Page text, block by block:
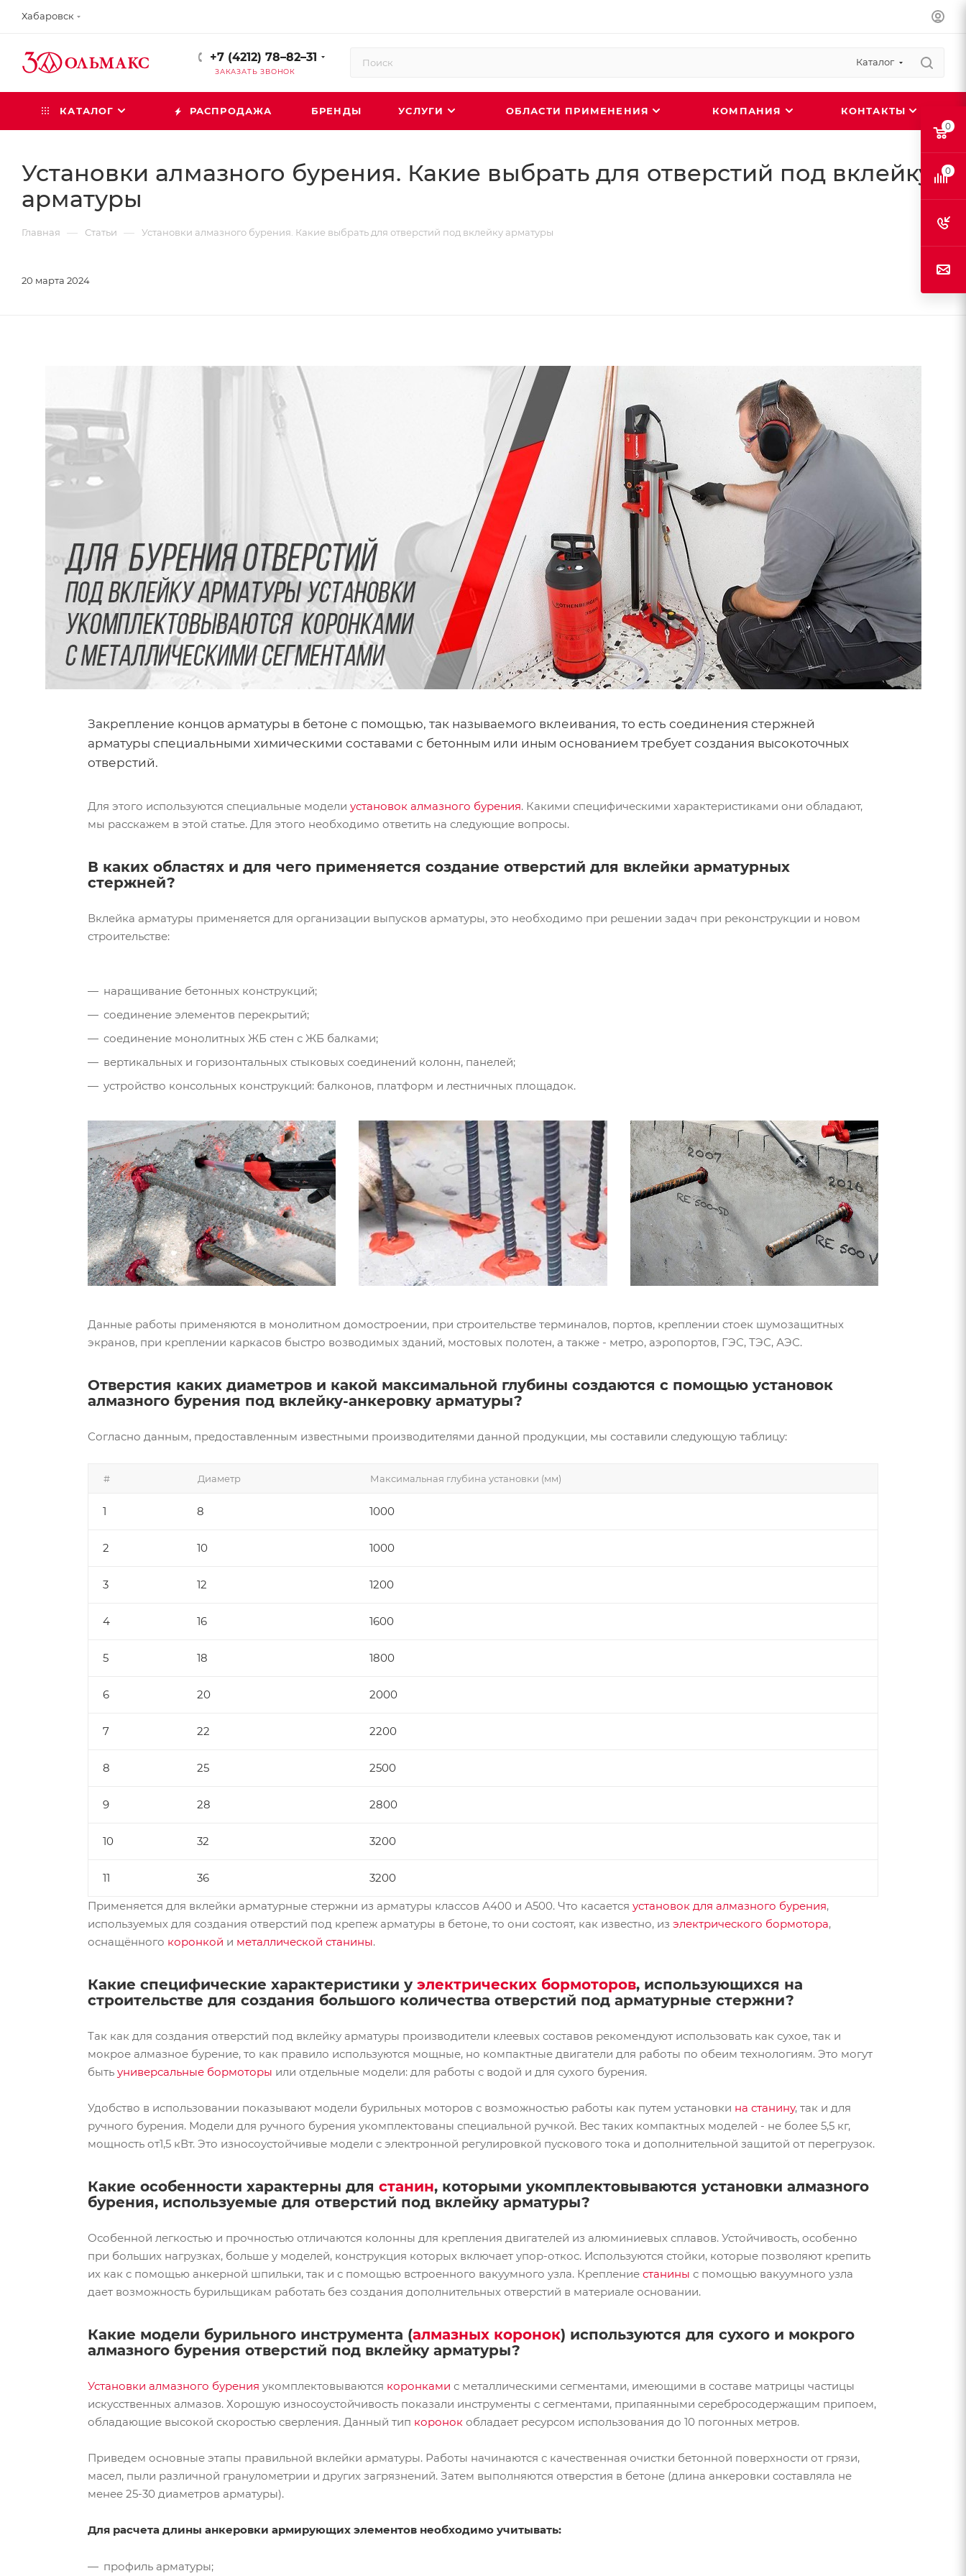
Хабаровск
+7 (4212) 78–82–31
ЗАКАЗАТЬ ЗВОНОК
Каталог
КАТАЛОГ РАСПРОДАЖА БРЕНДЫ УСЛУГИ ОБЛАСТИ ПРИМЕНЕНИЯ КОМПАНИЯ КОНТАКТЫ
Установки алмазного бурения. Какие выбрать для отверстий под вклейку
арматуры
Главная — Статьи — Установки алмазного бурения. Какие выбрать для отверстий под вклейку арматуры
20 марта 2024
Закрепление концов арматуры в бетоне с помощью, так называемого вклеивания, то есть соединения стержней
арматуры специальными химическими составами с бетонным или иным основанием требует создания высокоточных
отверстий.
Для этого используются специальные модели установок алмазного бурения. Какими специфическими характеристиками они обладают,
мы расскажем в этой статье. Для этого необходимо ответить на следующие вопросы.
В каких областях и для чего применяется создание отверстий для вклейки арматурных
стержней?
Вклейка арматуры применяется для организации выпусков арматуры, это необходимо при решении задач при реконструкции и новом
строительстве:
наращивание бетонных конструкций;
соединение элементов перекрытий;
соединение монолитных ЖБ стен с ЖБ балками;
вертикальных и горизонтальных стыковых соединений колонн, панелей;
устройство консольных конструкций: балконов, платформ и лестничных площадок.
Данные работы применяются в монолитном домостроении, при строительстве терминалов, портов, креплении стоек шумозащитных
экранов, при креплении каркасов быстро возводимых зданий, мостовых полотен, а также - метро, аэропортов, ГЭС, ТЭС, АЭС.
Отверстия каких диаметров и какой максимальной глубины создаются с помощью установок
алмазного бурения под вклейку-анкеровку арматуры?
Согласно данным, предоставленным известными производителями данной продукции, мы составили следующую таблицу:
# Диаметр Максимальная глубина установки (мм)
1 8 1000
2 10 1000
3 12 1200
4 16 1600
5 18 1800
6 20 2000
7 22 2200
8 25 2500
9 28 2800
10 32 3200
11 36 3200
Применяется для вклейки арматурные стержни из арматуры классов А400 и А500. Что касается установок для алмазного бурения,
используемых для создания отверстий под крепеж арматуры в бетоне, то они состоят, как известно, из электрического бормотора,
оснащённого коронкой и металлической станины.
Какие специфические характеристики у электрических бормоторов, использующихся на
строительстве для создания большого количества отверстий под арматурные стержни?
Так как для создания отверстий под вклейку арматуры производители клеевых составов рекомендуют использовать как сухое, так и
мокрое алмазное бурение, то как правило используются мощные, но компактные двигатели для работы по обеим технологиям. Это могут
быть универсальные бормоторы или отдельные модели: для работы с водой и для сухого бурения.
Удобство в использовании показывают модели бурильных моторов с возможностью работы как путем установки на станину, так и для
ручного бурения. Модели для ручного бурения укомплектованы специальной ручкой. Вес таких компактных моделей - не более 5,5 кг,
мощность от1,5 кВт. Это износоустойчивые модели с электронной регулировкой пускового тока и дополнительной защитой от перегрузок.
Какие особенности характерны для станин, которыми укомплектовываются установки алмазного
бурения, используемые для отверстий под вклейку арматуры?
Особенной легкостью и прочностью отличаются колонны для крепления двигателей из алюминиевых сплавов. Устойчивость, особенно
при больших нагрузках, больше у моделей, конструкция которых включает упор-откос. Используются стойки, которые позволяют крепить
их как с помощью анкерной шпильки, так и с помощью встроенного вакуумного узла. Крепление станины с помощью вакуумного узла
дает возможность бурильщикам работать без создания дополнительных отверстий в материале основании.
Какие модели бурильного инструмента (алмазных коронок) используются для сухого и мокрого
алмазного бурения отверстий под вклейку арматуры?
Установки алмазного бурения укомплектовываются коронками с металлическими сегментами, имеющими в составе матрицы частицы
искусственных алмазов. Хорошую износоустойчивость показали инструменты с сегментами, припаянными серебросодержащим припоем,
обладающие высокой скоростью сверления. Данный тип коронок обладает ресурсом использования до 10 погонных метров.
Приведем основные этапы правильной вклейки арматуры. Работы начинаются с качественная очистки бетонной поверхности от грязи,
масел, пыли различной гранулометрии и других загрязнений. Затем выполняются отверстия в бетоне (длина анкеровки составляла не
менее 25-30 диаметров арматуры).
Для расчета длины анкеровки армирующих элементов необходимо учитывать:
профиль арматуры;
0
0